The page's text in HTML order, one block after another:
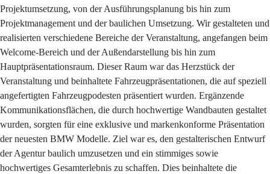
Projektumsetzung, von der Ausführungsplanung bis hin zum
Projektmanagement und der baulichen Umsetzung. Wir gestalteten und
realisierten verschiedene Bereiche der Veranstaltung, angefangen beim
Welcome-Bereich und der Außendarstellung bis hin zum
Hauptpräsentationsraum. Dieser Raum war das Herzstück der
Veranstaltung und beinhaltete Fahrzeugpräsentationen, die auf speziell
angefertigten Fahrzeugpodesten präsentiert wurden. Ergänzende
Kommunikationsflächen, die durch hochwertige Wandbauten gestaltet
wurden, sorgten für eine exklusive und markenkonforme Präsentation
der neuesten BMW Modelle. Ziel war es, den gestalterischen Entwurf
der Agentur baulich umzusetzen und ein stimmiges sowie
hochwertiges Gesamterlebnis zu schaffen. Dies beinhaltete die